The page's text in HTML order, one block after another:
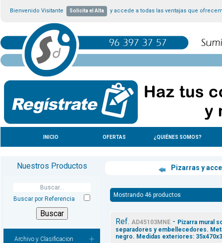
Bienvenido Visitante Solicita el Alta y accede a todas las ventajas que
INICIO OFERTAS ¿QUIÉNES SOMOS?
Nuestros Productos
Buscar por Referencia
Archivo y Clasificacion
Pizarras y
Mostrando 46 productos
Ref. AD45103MNE - Pizarra mural
separadores y embellecedores.
negro. Medidas exteriores: